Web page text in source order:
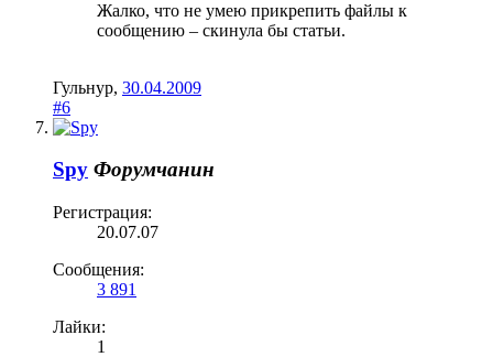
Жалко, что не умею прикрепить файлы к
сообщению – скинула бы статьи.
Гульнур, 30.04.2009
#6
Spy Форумчанин
Регистрация:
20.07.07
Сообщения:
3 891
Лайки:
1